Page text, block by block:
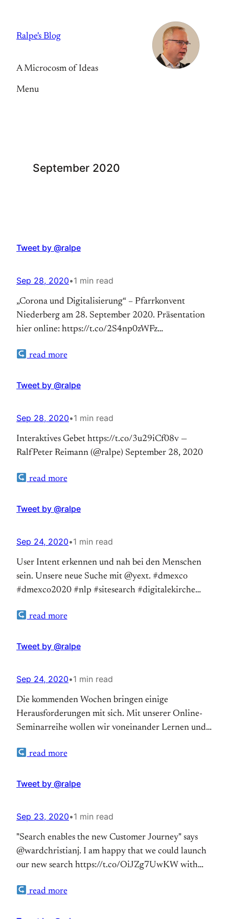
content
Ralpe's Blog
A Microcosm of Ideas
Menu
September 2020
Tweet by @ralpe
Sep 28, 2020•1 min read
„Corona und Digitalisierung“ – Pfarrkonvent
Niederberg am 28. September 2020. Präsentation
hier online: https://t.co/2S4np0zWFz
September 28, 2020
read more
Tweet by @ralpe
Sep 28, 2020•1 min read
Interaktives Gebet https://t.co/3u29iCf08v —
RalfPeter Reimann (@ralpe) September 28, 2020
read more
Tweet by @ralpe
Sep 24, 2020•1 min read
User Intent erkennen und nah bei den Menschen
sein. Unsere neue Suche mit @yext. #dmexco
#dmexco2020 #nlp #sitesearch #digitalekirche
(@ralpe) September 24, 2020
read more
Tweet by @ralpe
Sep 24, 2020•1 min read
Die kommenden Wochen bringen einige
Herausforderungen mit sich. Mit unserer Online-
Seminarreihe wollen wir voneinander Lernen und
um 20 Uhr mit einem Blick auf das, was vor uns
pic.twitter.com/f4vIX4gBWr — Stefanie Hoffmann
read more
Tweet by @ralpe
Sep 23, 2020•1 min read
"Search enables the new Customer Journey" says
@wardchristianj. I am happy that we could launch
our new search https://t.co/OiJZg7UwKW with
German #DMEXCO #DMEXCO2020 (Thanks to
read more